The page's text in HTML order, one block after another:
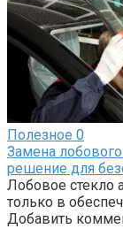
Полезное 0
Замена
решение для
Лобовое стекло
только в
Добавить